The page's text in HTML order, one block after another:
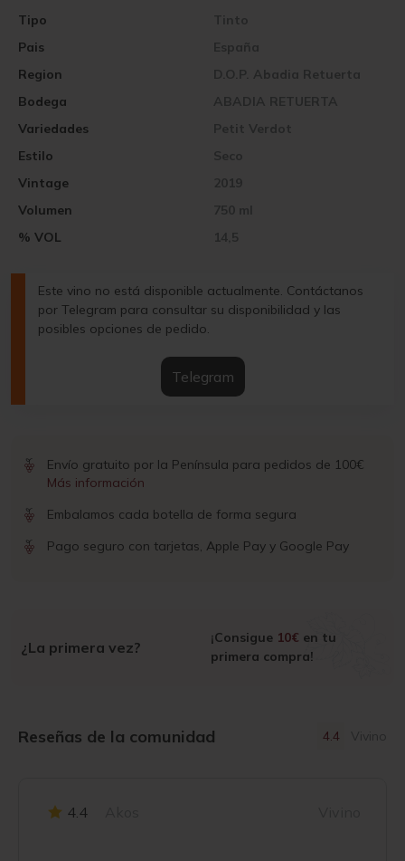
Pais España
Vintage 2019
Region D.O.P. Abadia Retuerta
Volumen 750 ml
Bodega ABADIA RETUERTA
% VOL 14,5
Variedades Petit Verdot
Tipo Tinto
Estilo Seco
Este vino no está disponible actualmente. Contáctanos
por Telegram para consultar su disponibilidad y las
posibles opciones de pedido.
Telegram
Envío gratuito por la Península para pedidos de 100€
Más información
Embalamos cada botella de forma segura
Pago seguro con tarjetas, Apple Pay y Google Pay
¿La primera vez?
¡Consigue 10€ en tu
primera compra!
Reseñas de la comunidad 4.4 Vivino
4.4